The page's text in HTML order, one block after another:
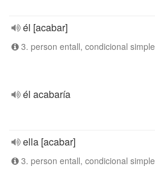
él [acabar]
3. person entall, condicional simple
él acabaría
ella [acabar]
3. person entall, condicional simple